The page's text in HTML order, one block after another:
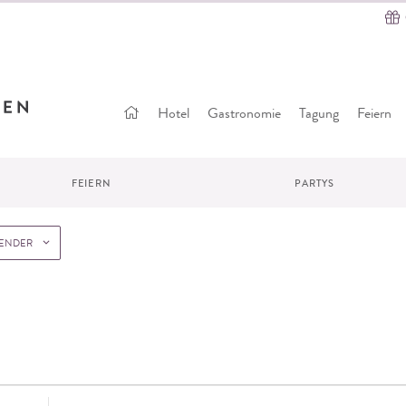
Startseite
Hotel Gastronomie Tagung Feiern
FEIERN PARTYS